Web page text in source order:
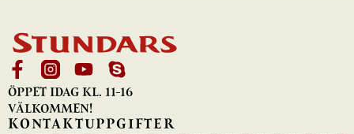
ÖPPET IDAG KL. 11-16
VÄLKOMMEN!
KONTAKTUPPGIFTER